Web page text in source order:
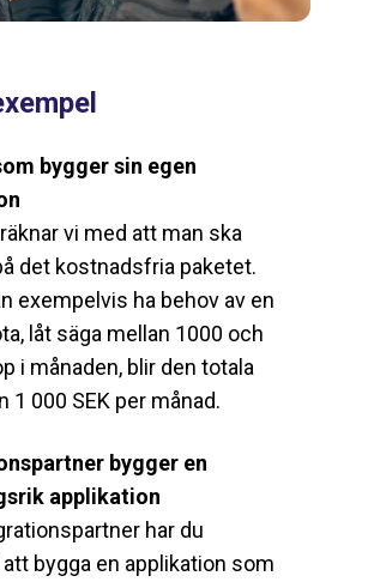
bygger sin egen
vi med att man ska
det kostnadsfria paketet.
exempelvis ha behov av en
låt säga mellan 1000 och
i månaden, blir den totala
1 000 SEK per månad.
bygger en
applikation
har du
bygga en applikation som